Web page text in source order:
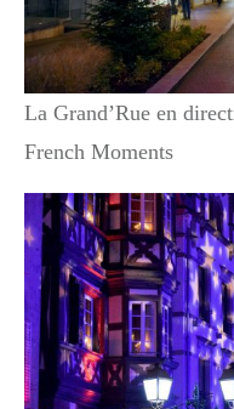
La Grand’Rue en
French Moments